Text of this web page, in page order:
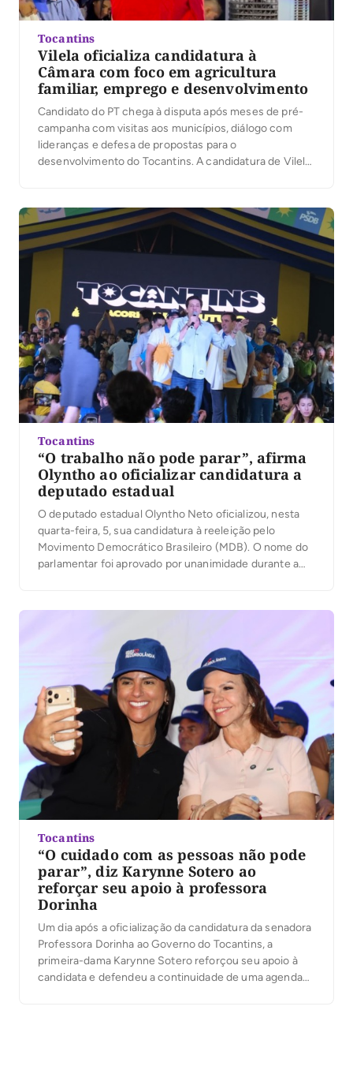
Tocantins
Vilela oficializa candidatura à
Câmara com foco em agricultura
familiar, emprego e desenvolvimento
Candidato do PT chega à disputa após meses de pré-
campanha com visitas aos municípios, diálogo com
lideranças e defesa de propostas para o
desenvolvimento do Tocantins. A candidatura de Vilela
formada por PSD, PT, PSB, PDT e pela Federação […]
Tocantins
“O trabalho não pode parar”, afirma
Olyntho ao oficializar candidatura a
deputado estadual
O deputado estadual Olyntho Neto oficializou, nesta
quarta-feira, 5, sua candidatura à reeleição pelo
Movimento Democrático Brasileiro (MDB). O nome do
parlamentar foi aprovado por unanimidade durante a
ao palco ao lado dos nomes que apoia para a […]
Tocantins
“O cuidado com as pessoas não pode
parar”, diz Karynne Sotero ao
reforçar seu apoio à professora
Dorinha
Um dia após a oficialização da candidatura da senadora
Professora Dorinha ao Governo do Tocantins, a
primeira-dama Karynne Sotero reforçou seu apoio à
candidata e defendeu a continuidade de uma agenda